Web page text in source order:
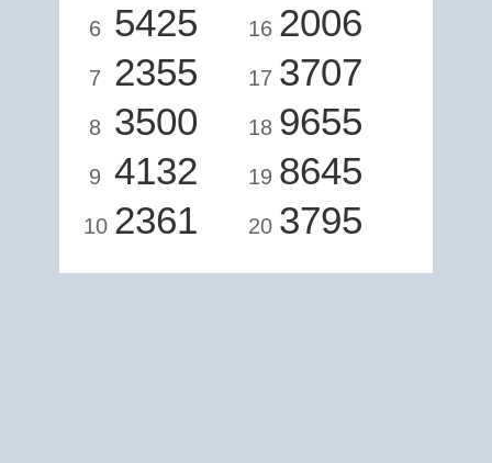
6 5425
7 2355
8 3500
9 4132
10 2361
16 2006
17 3707
18 9655
19 8645
20 3795